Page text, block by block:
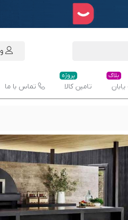
بلاگ
تامین کالا
پروژه
تماس با ما